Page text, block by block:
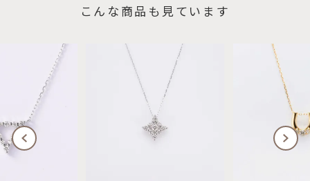
こんな商品も見ています